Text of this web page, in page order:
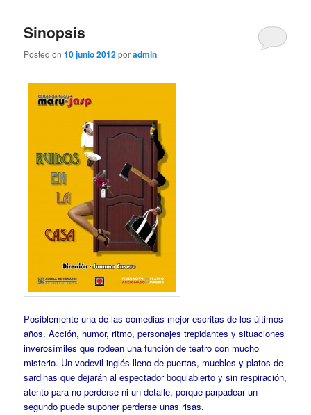
Sinopsis
Posted on10 junio 2012poradmin
Posiblemente una de las comedias mejor escritas de los últimos
años. Acción, humor, ritmo, personajes trepidantes y situaciones
inverosímiles que rodean una función de teatro con mucho
misterio. Un vodevil inglés lleno de puertas, muebles y platos de
sardinas que dejarán al espectador boquiabierto y sin respiración,
atento para no perderse ni un detalle, porque parpadear un
segundo puede suponer perderse unas risas.